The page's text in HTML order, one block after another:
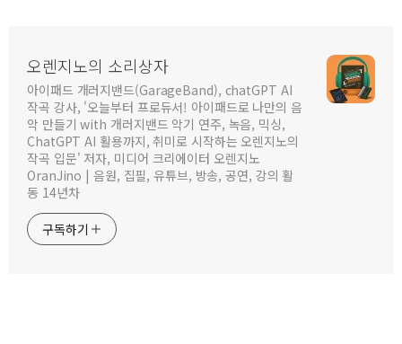
오렌지노의 소리상자
아이패드 개러지밴드(GarageBand), chatGPT AI
작곡 강사, '오늘부터 프로듀서! 아이패드로 나만의 음
악 만들기 with 개러지밴드 악기 연주, 녹음, 믹싱,
ChatGPT AI 활용까지, 취미로 시작하는 오렌지노의
작곡 입문' 저자, 미디어 크리에이터 오렌지노
OranJino | 음원, 집필, 유튜브, 방송, 공연, 강의 활
동 14년차
구독하기